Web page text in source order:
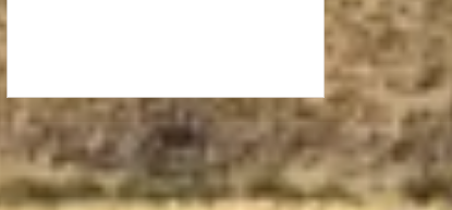
alto nivel, en inglés o español, con foco
1993 fue indexada a la base de datos ISI
(y a WoS posteriormente). Opera bajo la
modalidad Diamond Open